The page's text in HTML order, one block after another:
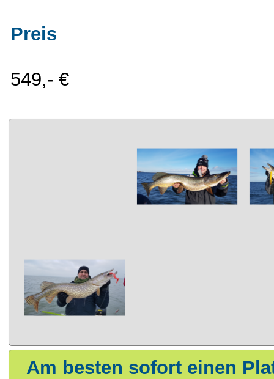
Preis
549,- €
Am besten sofort einen